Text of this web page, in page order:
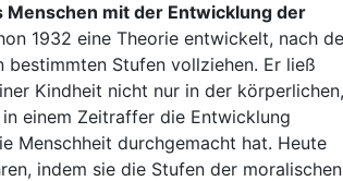
Menschen mit der Entwicklung der
1932 eine Theorie entwickelt, nach
Stufen vollziehen. Er ließ
Kindheit nicht nur in der körperlichen,
einem Zeitraffer die Entwicklung
Menschheit durchgemacht hat. Heute
indem sie die Stufen der moralischen